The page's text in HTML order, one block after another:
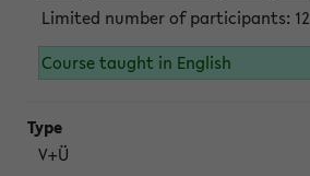
Limited number of participants: 12
Course taught in English
V+Ü